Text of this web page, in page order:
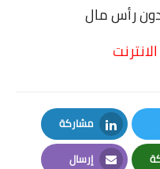
رأس مال
مشاركة
LinkedIn
إرسال